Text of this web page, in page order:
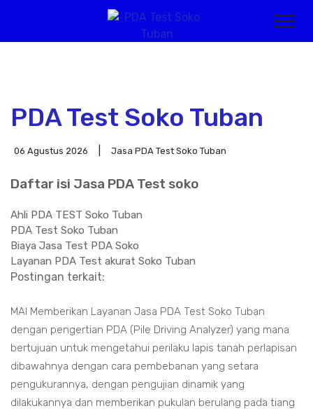
PDA Test Soko Tuban
06 Agustus 2026 Jasa PDA Test Soko Tuban
Daftar isi Jasa PDA Test soko
Ahli PDA TEST Soko Tuban
PDA Test Soko Tuban
Biaya Jasa Test PDA Soko
Layanan PDA Test akurat Soko Tuban
Postingan terkait:
MAI Memberikan Layanan Jasa PDA Test Soko Tuban
dengan pengertian PDA (Pile Driving Analyzer) yang mana
bertujuan untuk mengetahui perilaku lapis tanah perlapisan
dibawahnya dengan cara pembebanan yang setara
pengukurannya, dengan pengujian dinamik yang
dilakukannya dan memberikan pukulan berulang pada tiang